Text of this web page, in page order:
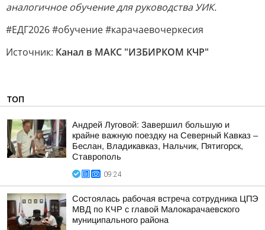
аналогичное обучение для руководства УИК.
#ЕДГ2026 #обучение #карачаевочеркесия
Источник: Канал в МАКС "ИЗБИРКОМ КЧР"
ТОП
Андрей Луговой: Завершил большую и
крайне важную поездку на Северный Кавказ –
Беслан, Владикавказ, Нальчик, Пятигорск,
Ставрополь
09:24
Состоялась рабочая встреча сотрудника ЦПЭ
МВД по КЧР с главой Малокарачаевского
муниципального района